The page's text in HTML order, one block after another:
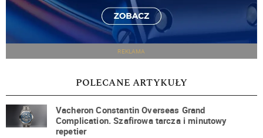
REKLAMA
POLECANE ARTYKUŁY
Vacheron Constantin Overseas Grand
Complication. Szafirowa tarcza i minutowy
repetier